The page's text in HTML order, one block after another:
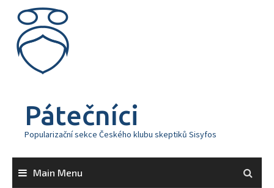
content
Pátečníci
Popularizační sekce Českého klubu skeptiků Sisyfos
Main Menu